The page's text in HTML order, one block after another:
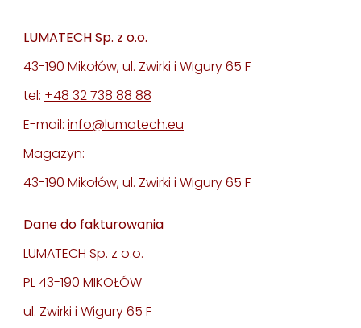
LUMATECH Sp. z o.o.
43-190 Mikołów, ul. Żwirki i Wigury 65 F
tel: +48 32 738 88 88
E-mail: info@lumatech.eu
Magazyn:
43-190 Mikołów, ul. Żwirki i Wigury 65 F
Dane do fakturowania
LUMATECH Sp. z o.o.
PL 43-190 MIKOŁÓW
ul. Żwirki i Wigury 65 F